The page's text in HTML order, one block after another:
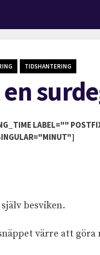
TIDSHANTERING
LABEL=""
besviken.
värre att göra